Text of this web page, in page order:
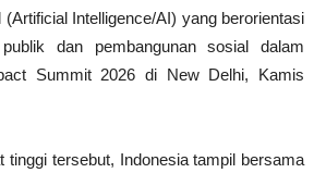
Intelligence/AI) yang berorientasi
dan pembangunan sosial dalam
Summit 2026 di New Delhi, Kamis
tinggi tersebut, Indonesia tampil bersama